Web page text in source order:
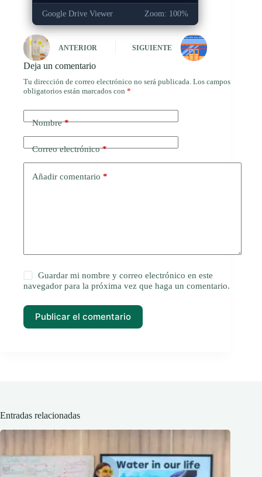
Google Drive Viewer Zoom: 100%
ANTERIOR SIGUIENTE
Deja un comentario
Tu dirección de correo electrónico no será publicada. Los campos
obligatorios están marcados con *
Nombre*
Correo electrónico*
Añadir comentario *
Guardar mi nombre y correo electrónico en este
navegador para la próxima vez que haga un comentario.
Publicar el comentario
Entradas relacionadas